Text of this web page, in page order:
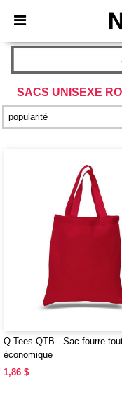
× Appli
Meilleurs prix
SACS UNISEXE
Q-Tees QTB - Sac fourre-
économique
1,86 $